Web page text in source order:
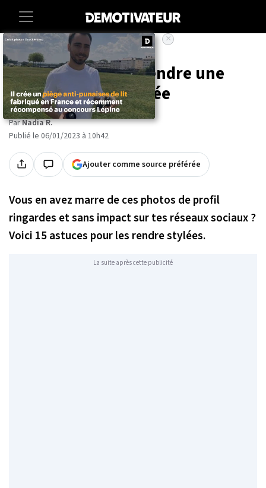
Accueil Lifestyle
15 astuces pour prendre une
photo de profil stylée
ParNadia R.
Publié le 06/01/2023 à 10h42
Ajouter comme source préférée
Vous en avez marre de ces photos de profil
ringardes et sans impact sur tes réseaux sociaux ?
Voici 15 astuces pour les rendre stylées.
La suite après cette publicité
×